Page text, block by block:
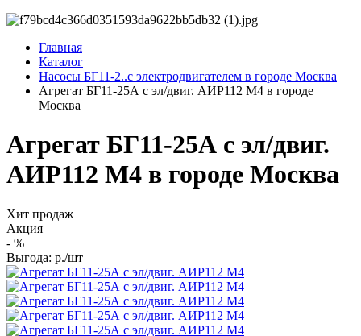
Главная
Каталог
Насосы БГ11-2..с электродвигателем в городе Москва
Агрегат БГ11-25А с эл/двиг. АИР112 М4 в городе
Москва
Агрегат БГ11-25А с эл/двиг.
АИР112 М4 в городе Москва
Хит продаж
Акция
- %
Выгода: р./шт